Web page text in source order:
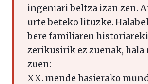
ingeniari beltza izan zen.
urte beteko lituzke.
bere familiaren
zerikusirik ez zuenak, hala
zuen:
XX. mende hasierako